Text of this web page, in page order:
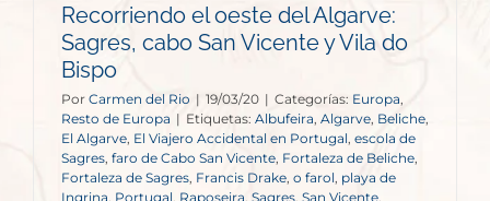
Recorriendo el oeste del Algarve:
Sagres, cabo San Vicente y Vila do
Bispo
Por Carmen del Rio | 19/03/20 | Categorías: Europa
Resto de Europa | Etiquetas: Albufeira, Algarve, Beliche,
El Algarve El Viajero Accidental en Portugal escola de
Sagres faro de Cabo San Vicente, Fortaleza de Beliche,
Fortaleza de Sagres Francis Drake, o farol, playa de
Ingrina Portugal Raposeira, Sagres, San Vicente